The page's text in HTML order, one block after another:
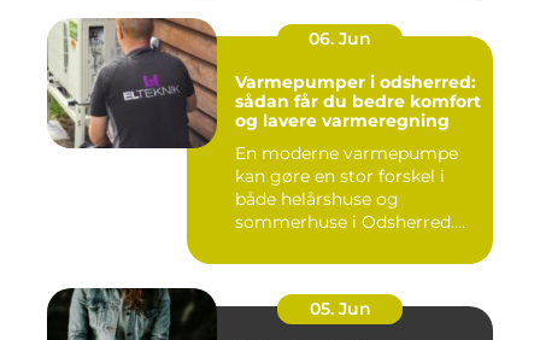
06. Jun
Varmepumper i odsherred:
sådan får du bedre komfort
og lavere varmeregning
En moderne varmepumpe
kan gøre en stor forskel i
både helårshuse og
sommerhuse i Odsherred.
05. Jun